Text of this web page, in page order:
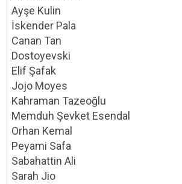
Ayşe Kulin
İskender Pala
Canan Tan
Dostoyevski
Elif Şafak
Jojo Moyes
Kahraman Tazeoğlu
Memduh Şevket Esendal
Orhan Kemal
Peyami Safa
Sabahattin Ali
Sarah Jio